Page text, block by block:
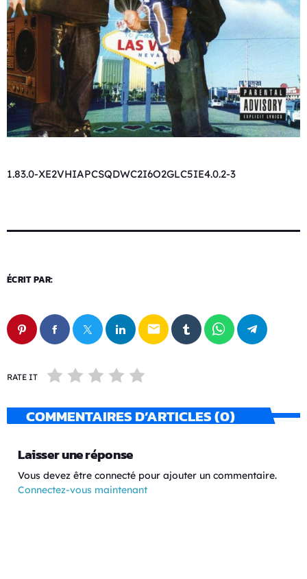
1.83.0-XE2VHIAPCSQDWC2I6O2GLC5IE4.0.2-3
ÉCRIT PAR:
email
RATE IT
COMMENTAIRES D’ARTICLES (0)
Laisser une réponse
Vous devez être connecté pour ajouter un commentaire.
Connectez-vous maintenant